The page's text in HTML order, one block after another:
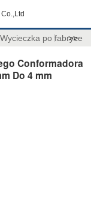
Wycieczka po fabryce
>>
Conformadora
Do 4 mm